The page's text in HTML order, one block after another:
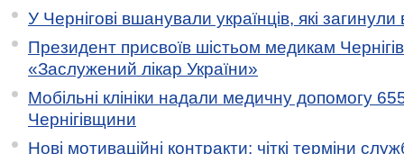
У Чернігові вшанували українців, які загинули
Президент присвоїв шістьом медикам
«Заслужений лікар України»
Мобільні клініки надали медичну допомогу
Чернігівщини
Нові мотиваційні контракти: чіткі терміни